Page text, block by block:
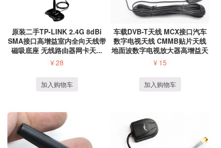
原装二手TP-LINK 2.4G 8dBi
SMA接口高增益室内全向天线带
磁吸底座 无线路由器网卡天...
¥28
加入购物车
车载DVB-T天线 MCX接口汽车
数字电视天线 CMMB贴片天线
地面波数字电视放大器高增益天
线
¥ 15
加入购物车